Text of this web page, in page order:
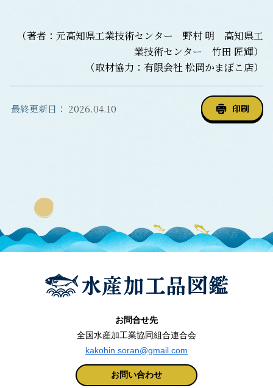
（著者：元高知県工業技術センター 野村 明 高知県工
業技術センター 竹田 匠輝）
（取材協力：有限会社 松岡かまぼこ店）
最終更新日： 2026.04.10 印刷
お問合せ先
全国水産加工業協同組合連合会
kakohin.soran@gmail.com
お問い合わせ